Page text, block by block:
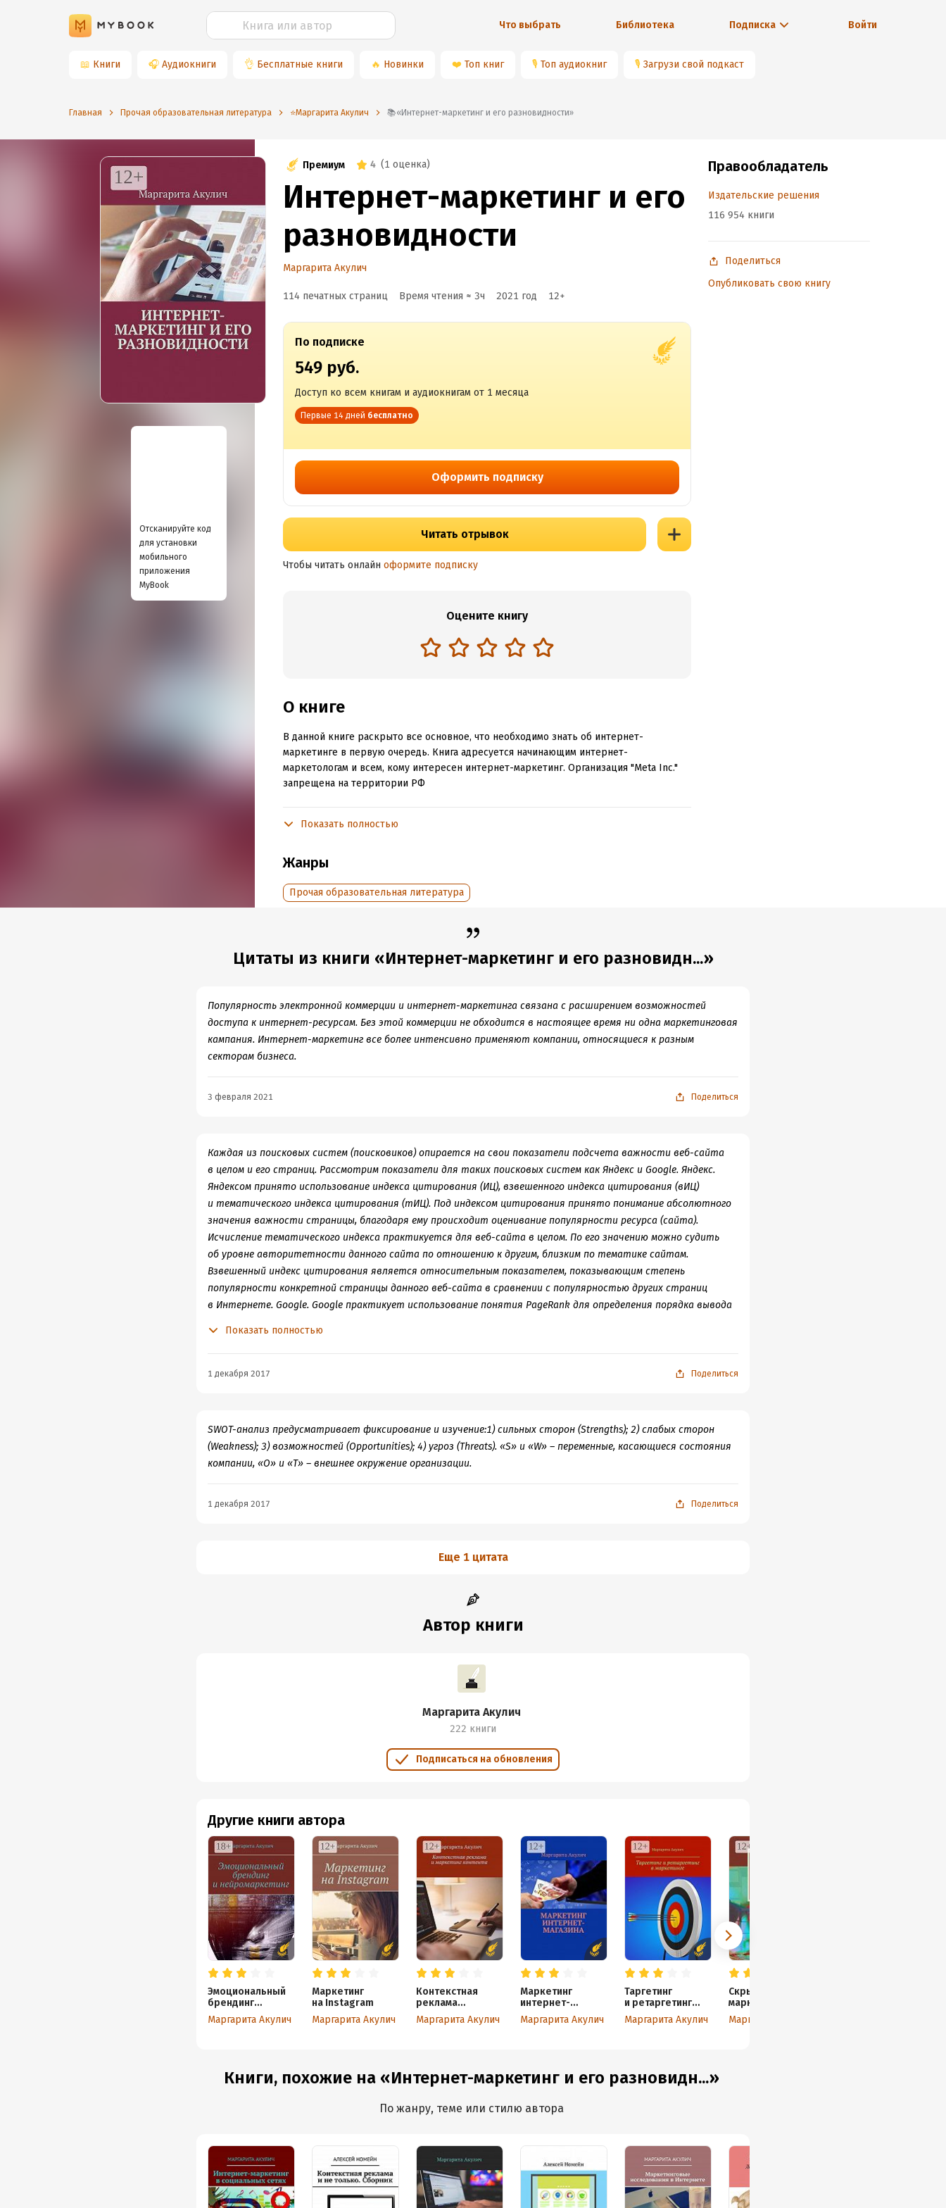
Что выбрать Библиотека Подписка Войти
📖 Книги 🎧 Аудиокниги 👌 Бесплатные книги 🔥 Новинки ❤️ Топ книг 🎙 Топ аудиокниг 🎙 Загрузи свой подкаст
Главная Прочая образовательная литература ⭐️Маргарита Акулич 📚«Интернет-маркетинг и его разновидности»
Отсканируйте код
для установки
мобильного
приложения
MyBook
Премиум 4 (1 оценка)
Интернет-маркетинг и его
разновидности
Маргарита Акулич
114 печатных страниц Время чтения ≈ 3ч 2021 год 12+
По подписке
549 руб.
Доступ ко всем книгам и аудиокнигам от 1 месяца
Первые 14 дней бесплатно
Оформить подписку
Читать отрывок
Чтобы читать онлайн оформите подписку
Оцените книгу
О книге
В данной книге раскрыто все основное, что необходимо знать об интернет-
маркетинге в первую очередь. Книга адресуется начинающим интернет-
маркетологам и всем, кому интересен интернет-маркетинг. Организация "Meta Inc."
запрещена на территории РФ
Подробная информация
Год издания:
Дата поступления:11 февраля 2026
Показать полностью
Жанры
Прочая образовательная литература
Правообладатель
Издательские решения
116 954 книги
Поделиться
Опубликовать свою книгу
Цитаты из книги «Интернет-маркетинг и его разновидн...»
Популярность электронной коммерции и интернет-маркетинга связана с расширением возможностей
доступа к интернет-ресурсам. Без этой коммерции не обходится в настоящее время ни одна маркетинговая
кампания. Интернет-маркетинг все более интенсивно применяют компании, относящиеся к разным
секторам бизнеса.
3 февраля 2021 Поделиться
Каждая из поисковых систем (поисковиков) опирается на свои показатели подсчета важности веб-сайта
в целом и его страниц. Рассмотрим показатели для таких поисковых систем как Яндекс и Google. Яндекс.
Яндексом принято использование индекса цитирования (ИЦ), взвешенного индекса цитирования (вИЦ)
и тематического индекса цитирования (тИЦ). Под индексом цитирования принято понимание абсолютного
значения важности страницы, благодаря ему происходит оценивание популярности ресурса (сайта).
Исчисление тематического индекса практикуется для веб-сайта в целом. По его значению можно судить
об уровне авторитетности данного сайта по отношению к другим, близким по тематике сайтам.
Взвешенный индекс цитирования является относительным показателем, показывающим степень
популярности конкретной страницы данного веб-сайта в сравнении с популярностью других страниц
в Интернете. Google. Google практикует использование понятия PageRank для определения порядка вывода
Показать полностью
1 декабря 2017 Поделиться
SWOT-анализ предусматривает фиксирование и изучение:1) сильных сторон (Strengths); 2) слабых сторон
(Weakness); 3) возможностей (Opportunities); 4) угроз (Threats). «S» и «W» – переменные, касающиеся состояния
компании, «O» и «T» – внешнее окружение организации.
1 декабря 2017 Поделиться
Еще 1 цитата
Автор книги
Маргарита Акулич
222 книги
Подписаться на обновления
Другие книги автора
Эмоциональный
брендинг
и нейромаркетин
г
Маргарита Акулич
Маркетинг
на Instagram
Маргарита Акулич
Контекстная
реклама
и маркетинг
контента
Маргарита Акулич
Маркетинг
интернет-
магазина
Маргарита Акулич
Таргетинг
и ретаргетинг
в маркетинге
Маргарита Акулич
Скрытый
маркетинг
и маркетинг
контента
Маргарита Акулич
Книги, похожие на «Интернет-маркетинг и его разновидн...»
По жанру, теме или стилю автора